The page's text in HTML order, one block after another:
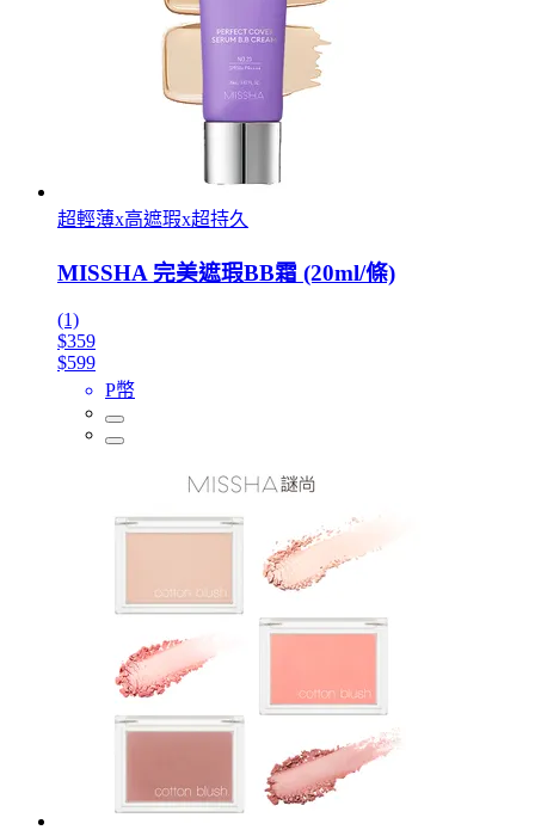
超輕薄x高遮瑕x超持久
MISSHA 完美遮瑕BB霜 (20ml/條)
(1)
$359
$599
P幣